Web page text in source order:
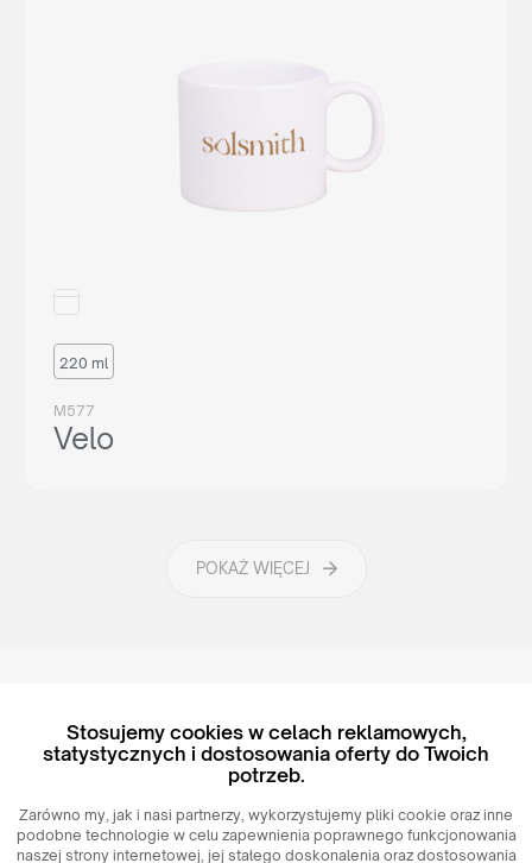
220 ml
M577
Velo
POKAŻ WIĘCEJ
Pozostałe kolekcje marki
Drinkwear
Stosujemy cookies w celach reklamowych,
statystycznych i dostosowania oferty do Twoich
potrzeb.
Zarówno my, jak i nasi partnerzy, wykorzystujemy pliki cookie oraz inne
podobne technologie w celu zapewnienia poprawnego funkcjonowania
naszej strony internetowej, jej stałego doskonalenia oraz dostosowania